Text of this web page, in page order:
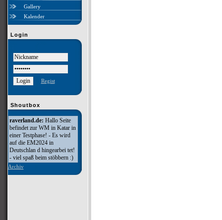
Gallery
Kalender
Login
Regist
Shoutbox
raverland.de: Hallo Seite
befindet zur WM in Katar in
einer Testphase! - Es wird
auf die EM2024 in
Deutschlan d hingearbei tet!
- viel spaß beim stöbbern :)
Archiv